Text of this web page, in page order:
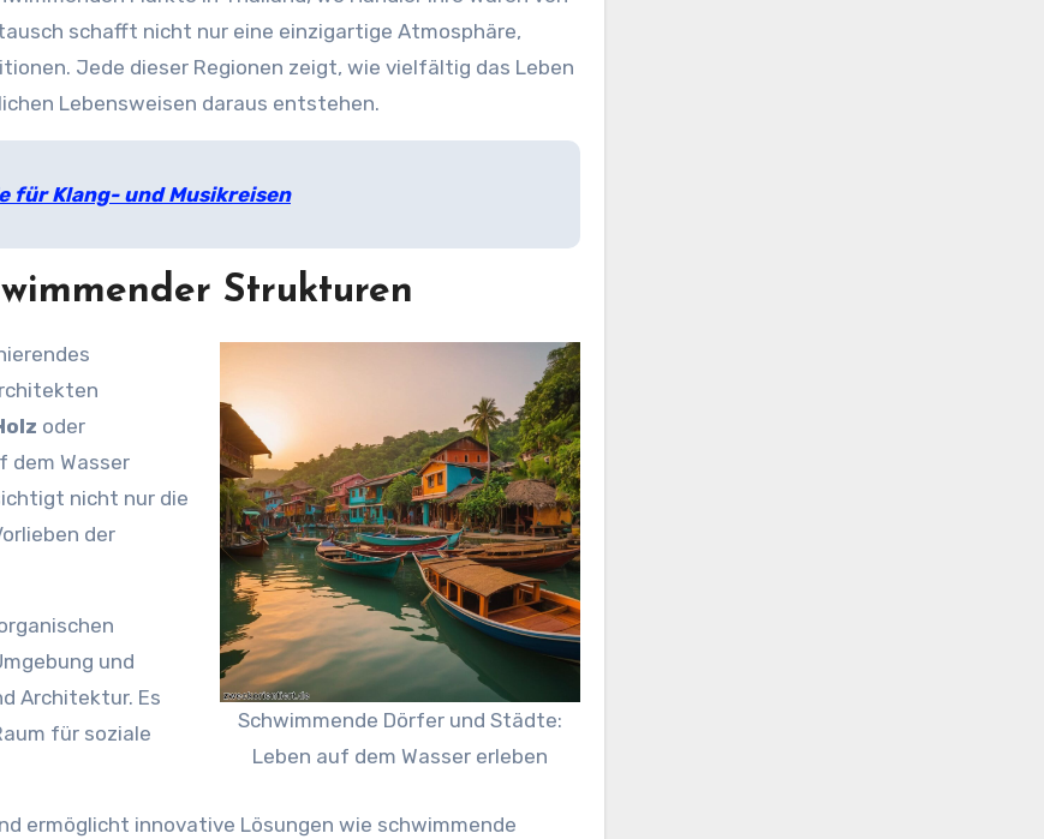
schafft nicht nur eine einzigartige Atmosphäre,
Jede dieser Regionen zeigt, wie vielfältig das Leben
Lebensweisen daraus entstehen.
für Klang- und Musikreisen
Strukturen
Schwimmende Dörfer und Städte:
Leben auf dem Wasser erleben
oder
dem Wasser
nicht nur die
der
und
Architektur. Es
für soziale
ermöglicht innovative Lösungen wie schwimmende